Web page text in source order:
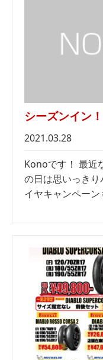
シーズンイン！
2021.03.28
Konoです！ 最近
の日は思いっき
イヤキャンペー